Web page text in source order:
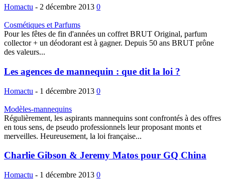
Homactu - 2 décembre 2013 0
Cosmétiques et Parfums
Pour les fêtes de fin d'années un coffret BRUT Original, parfum
collector + un déodorant est à gagner. Depuis 50 ans BRUT prône
des valeurs...
Les agences de mannequin : que dit la loi ?
Homactu - 1 décembre 2013 0
Modèles-mannequins
Régulièrement, les aspirants mannequins sont confrontés à des offres
en tous sens, de pseudo professionnels leur proposant monts et
merveilles. Heureusement, la loi française...
Charlie Gibson & Jeremy Matos pour GQ China
Homactu - 1 décembre 2013 0